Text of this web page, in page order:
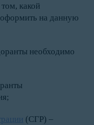
какой
на данную
необходимо
(СГР) –